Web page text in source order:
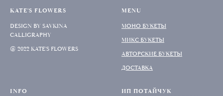
KATE'S FLOWERS
DESIGN BY SAVKINA
CALLIGRAPHY
@ 2022 KATE'S FLOWERS
MENU
МОНО БУКЕТЫ
МИКС БУКЕТЫ
АВТОРСКИЕ БУКЕТЫ
ДОСТАВКА
INFO
ИП ПОТАЙЧУК